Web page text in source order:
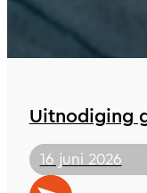
Uitnodiging
16 juni 2026